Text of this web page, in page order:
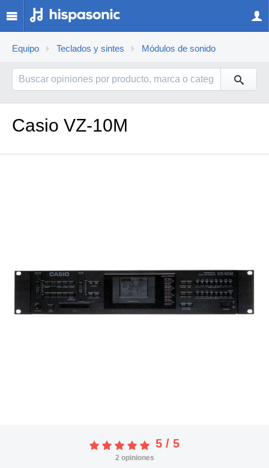
Equipo Teclados y sintes Módulos de sonido
Casio VZ-10M
5 / 5
2 opiniones